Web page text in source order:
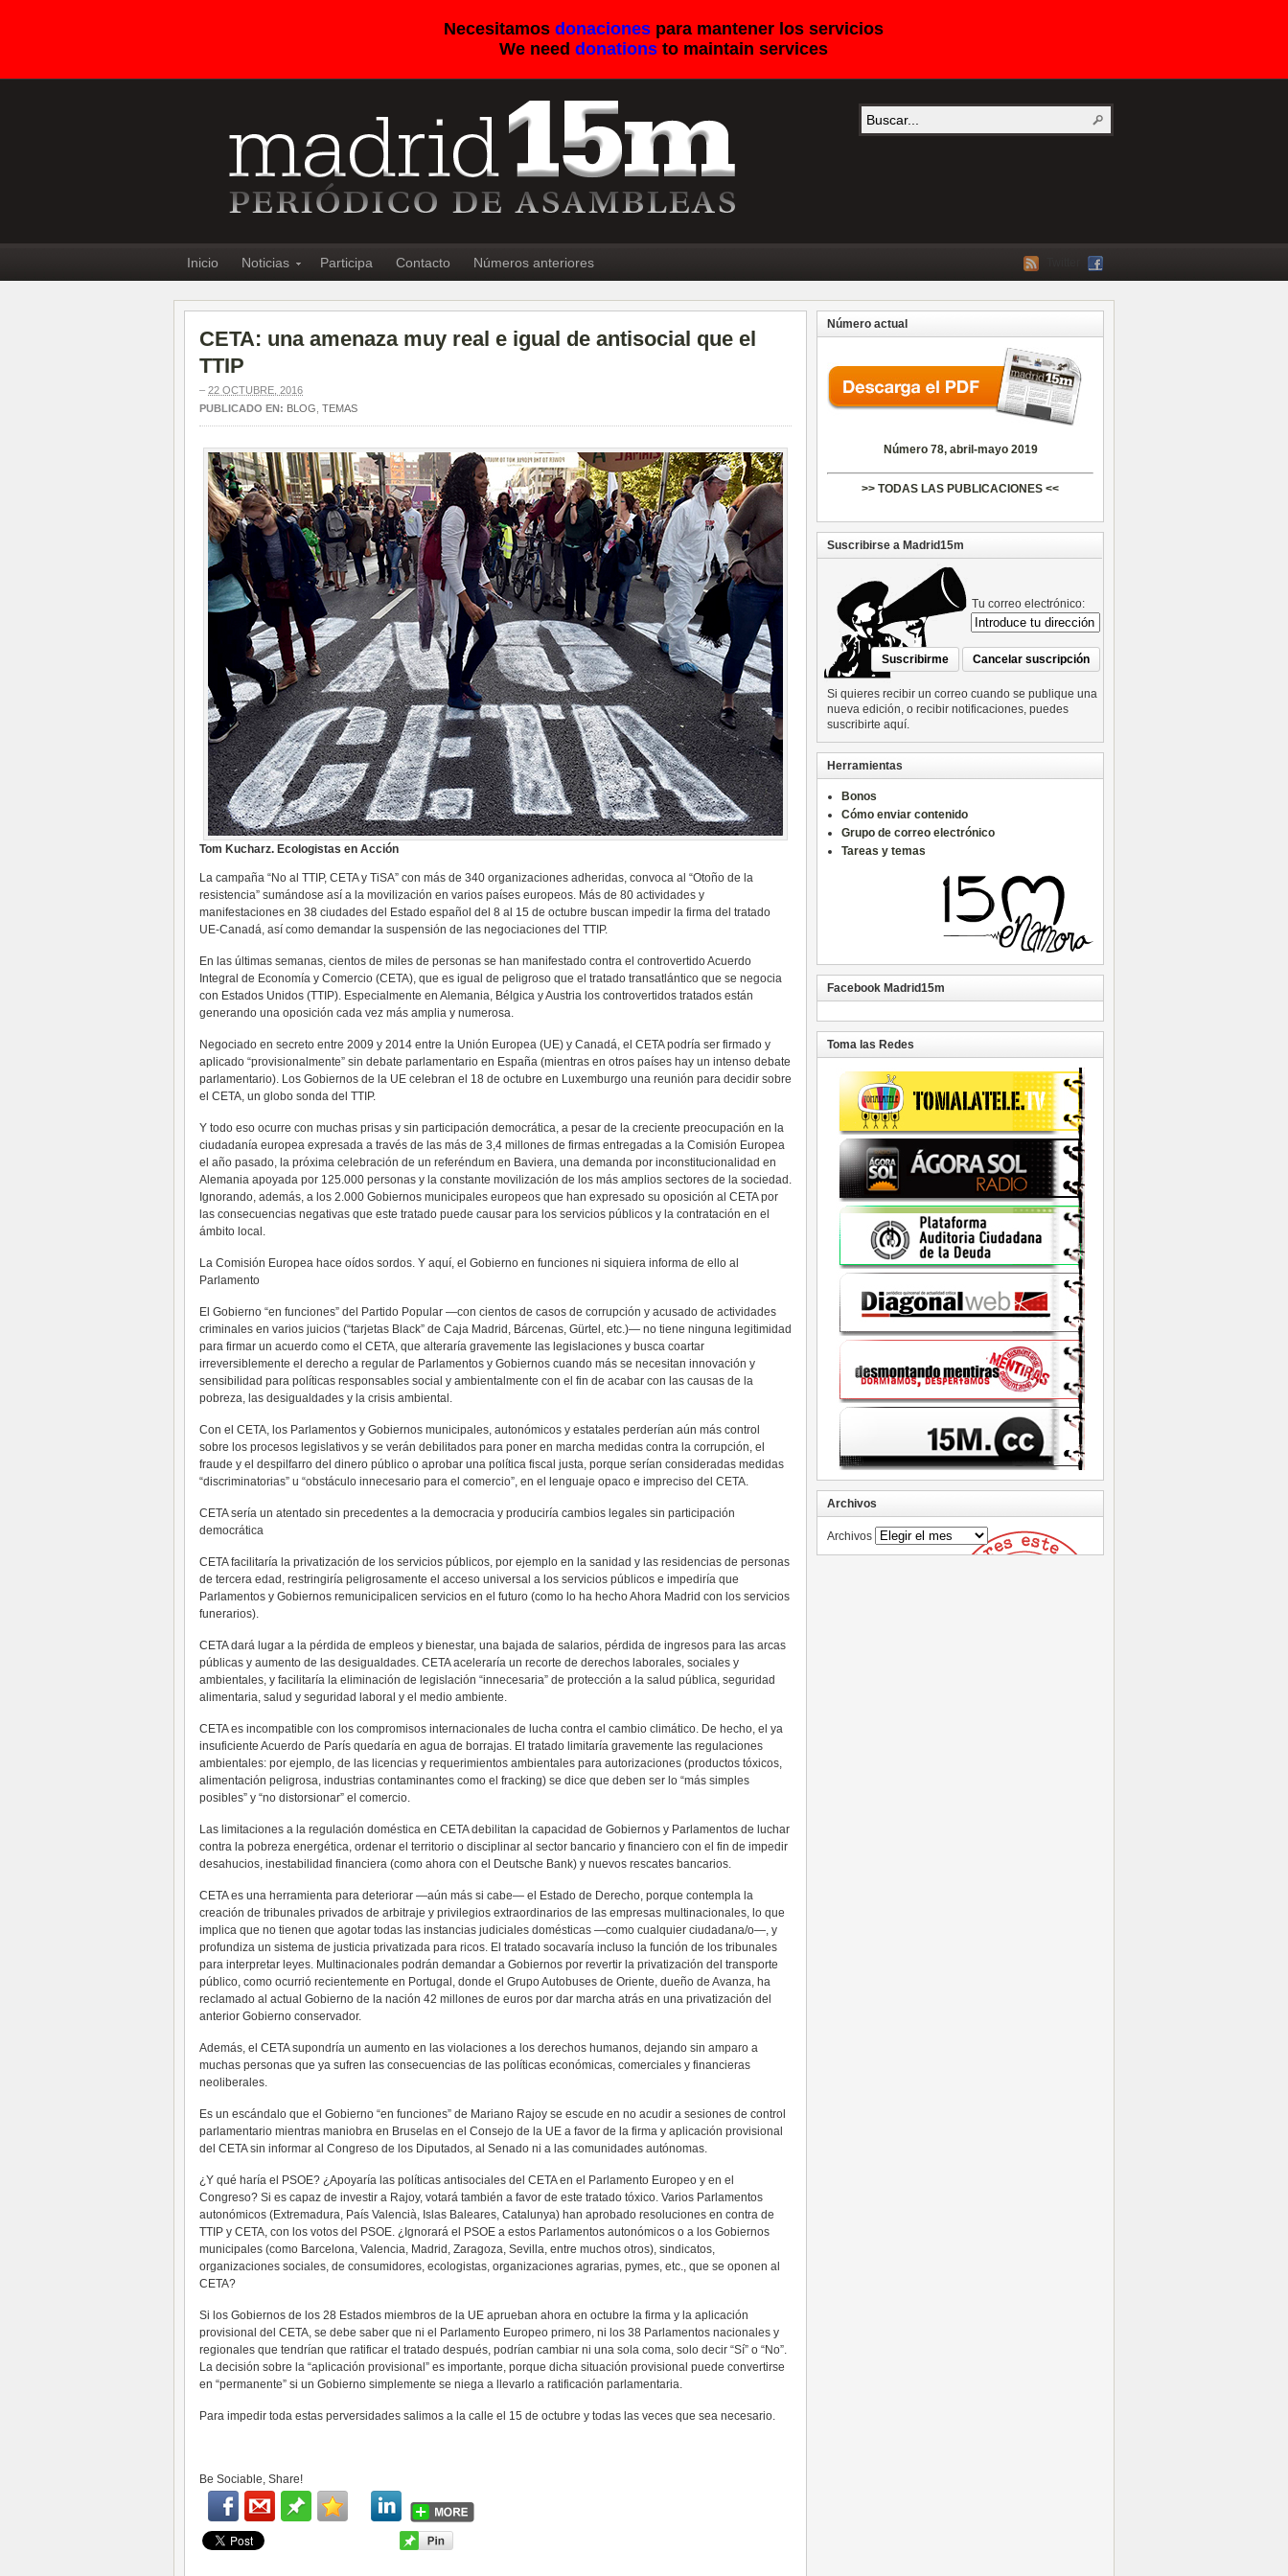
Necesitamos donacionespara mantener los servicios
We need donationsto maintain services
Inicio Noticias Participa Contacto Números anteriores
CETA: una amenaza muy real e igual de antisocial que el
TTIP
– 22 OCTUBRE, 2016
PUBLICADO EN: BLOG TEMAS
Tom Kucharz. Ecologistas en Acción
La campaña “No al TTIP, CETA y TiSA” con más de 340 organizaciones adheridas, convoca al “Otoño de la
resistencia” sumándose así a la movilización en varios países europeos. Más de 80 actividades y
manifestaciones en 38 ciudades del Estado español del 8 al 15 de octubre buscan impedir la firma del tratado
UE-Canadá, así como demandar la suspensión de las negociaciones del TTIP.
En las últimas semanas, cientos de miles de personas se han manifestado contra el controvertido Acuerdo
Integral de Economía y Comercio (CETA), que es igual de peligroso que el tratado transatlántico que se negocia
con Estados Unidos (TTIP). Especialmente en Alemania, Bélgica y Austria los controvertidos tratados están
generando una oposición cada vez más amplia y numerosa.
Negociado en secreto entre 2009 y 2014 entre la Unión Europea (UE) y Canadá, el CETA podría ser firmado y
aplicado “provisionalmente” sin debate parlamentario en España (mientras en otros países hay un intenso debate
parlamentario). Los Gobiernos de la UE celebran el 18 de octubre en Luxemburgo una reunión para decidir sobre
el CETA, un globo sonda del TTIP.
Y todo eso ocurre con muchas prisas y sin participación democrática, a pesar de la creciente preocupación en la
ciudadanía europea expresada a través de las más de 3,4 millones de firmas entregadas a la Comisión Europea
el año pasado, la próxima celebración de un referéndum en Baviera, una demanda por inconstitucionalidad en
Alemania apoyada por 125.000 personas y la constante movilización de los más amplios sectores de la sociedad.
Ignorando, además, a los 2.000 Gobiernos municipales europeos que han expresado su oposición al CETA por
las consecuencias negativas que este tratado puede causar para los servicios públicos y la contratación en el
ámbito local.
La Comisión Europea hace oídos sordos. Y aquí, el Gobierno en funciones ni siquiera informa de ello al
Parlamento
El Gobierno “en funciones” del Partido Popular —con cientos de casos de corrupción y acusado de actividades
criminales en varios juicios (“tarjetas Black” de Caja Madrid, Bárcenas, Gürtel, etc.)— no tiene ninguna legitimidad
para firmar un acuerdo como el CETA, que alteraría gravemente las legislaciones y busca coartar
irreversiblemente el derecho a regular de Parlamentos y Gobiernos cuando más se necesitan innovación y
sensibilidad para políticas responsables social y ambientalmente con el fin de acabar con las causas de la
pobreza, las desigualdades y la crisis ambiental.
Con el CETA, los Parlamentos y Gobiernos municipales, autonómicos y estatales perderían aún más control
sobre los procesos legislativos y se verán debilitados para poner en marcha medidas contra la corrupción, el
fraude y el despilfarro del dinero público o aprobar una política fiscal justa, porque serían consideradas medidas
“discriminatorias” u “obstáculo innecesario para el comercio”, en el lenguaje opaco e impreciso del CETA.
CETA sería un atentado sin precedentes a la democracia y produciría cambios legales sin participación
democrática
CETA facilitaría la privatización de los servicios públicos, por ejemplo en la sanidad y las residencias de personas
de tercera edad, restringiría peligrosamente el acceso universal a los servicios públicos e impediría que
Parlamentos y Gobiernos remunicipalicen servicios en el futuro (como lo ha hecho Ahora Madrid con los servicios
funerarios).
CETA dará lugar a la pérdida de empleos y bienestar, una bajada de salarios, pérdida de ingresos para las arcas
públicas y aumento de las desigualdades. CETA aceleraría un recorte de derechos laborales, sociales y
ambientales, y facilitaría la eliminación de legislación “innecesaria” de protección a la salud pública, seguridad
alimentaria, salud y seguridad laboral y el medio ambiente.
CETA es incompatible con los compromisos internacionales de lucha contra el cambio climático. De hecho, el ya
insuficiente Acuerdo de París quedaría en agua de borrajas. El tratado limitaría gravemente las regulaciones
ambientales: por ejemplo, de las licencias y requerimientos ambientales para autorizaciones (productos tóxicos,
alimentación peligrosa, industrias contaminantes como el fracking) se dice que deben ser lo “más simples
posibles” y “no distorsionar” el comercio.
Las limitaciones a la regulación doméstica en CETA debilitan la capacidad de Gobiernos y Parlamentos de luchar
contra la pobreza energética, ordenar el territorio o disciplinar al sector bancario y financiero con el fin de impedir
desahucios, inestabilidad financiera (como ahora con el Deutsche Bank) y nuevos rescates bancarios.
CETA es una herramienta para deteriorar —aún más si cabe— el Estado de Derecho, porque contempla la
creación de tribunales privados de arbitraje y privilegios extraordinarios de las empresas multinacionales, lo que
implica que no tienen que agotar todas las instancias judiciales domésticas —como cualquier ciudadana/o—, y
profundiza un sistema de justicia privatizada para ricos. El tratado socavaría incluso la función de los tribunales
para interpretar leyes. Multinacionales podrán demandar a Gobiernos por revertir la privatización del transporte
público, como ocurrió recientemente en Portugal, donde el Grupo Autobuses de Oriente, dueño de Avanza, ha
reclamado al actual Gobierno de la nación 42 millones de euros por dar marcha atrás en una privatización del
anterior Gobierno conservador.
Además, el CETA supondría un aumento en las violaciones a los derechos humanos, dejando sin amparo a
muchas personas que ya sufren las consecuencias de las políticas económicas, comerciales y financieras
neoliberales.
Es un escándalo que el Gobierno “en funciones” de Mariano Rajoy se escude en no acudir a sesiones de control
parlamentario mientras maniobra en Bruselas en el Consejo de la UE a favor de la firma y aplicación provisional
del CETA sin informar al Congreso de los Diputados, al Senado ni a las comunidades autónomas.
¿Y qué haría el PSOE? ¿Apoyaría las políticas antisociales del CETA en el Parlamento Europeo y en el
Congreso? Si es capaz de investir a Rajoy, votará también a favor de este tratado tóxico. Varios Parlamentos
autonómicos (Extremadura, País Valencià, Islas Baleares, Catalunya) han aprobado resoluciones en contra de
TTIP y CETA, con los votos del PSOE. ¿Ignorará el PSOE a estos Parlamentos autonómicos o a los Gobiernos
municipales (como Barcelona, Valencia, Madrid, Zaragoza, Sevilla, entre muchos otros), sindicatos,
organizaciones sociales, de consumidores, ecologistas, organizaciones agrarias, pymes, etc., que se oponen al
CETA?
Si los Gobiernos de los 28 Estados miembros de la UE aprueban ahora en octubre la firma y la aplicación
provisional del CETA, se debe saber que ni el Parlamento Europeo primero, ni los 38 Parlamentos nacionales y
regionales que tendrían que ratificar el tratado después, podrían cambiar ni una sola coma, solo decir “Sí” o “No”.
La decisión sobre la “aplicación provisional” es importante, porque dicha situación provisional puede convertirse
en “permanente” si un Gobierno simplemente se niega a llevarlo a ratificación parlamentaria.
Para impedir toda estas perversidades salimos a la calle el 15 de octubre y todas las veces que sea necesario.
Be Sociable, Share!
Número actual
Número 78, abril-mayo 2019
>> TODAS LAS PUBLICACIONES <<
Suscribirse a Madrid15m
Tu correo electrónico:
Si quieres recibir un correo cuando se publique una
nueva edición, o recibir notificaciones, puedes
suscribirte aquí.
Herramientas
Bonos
Cómo enviar contenido
Grupo de correo electrónico
Tareas y temas
Facebook Madrid15m
Toma las Redes
Archivos
Archivos